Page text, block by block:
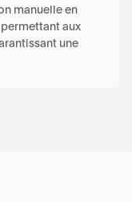
manuelle en
aux
une